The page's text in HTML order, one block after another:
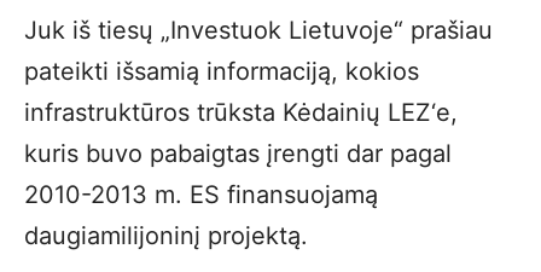
Juk iš tiesų „Investuok Lietuvoje“ prašiau
pateikti išsamią informaciją, kokios
infrastruktūros trūksta Kėdainių LEZ‘e,
kuris buvo pabaigtas įrengti dar pagal
2010-2013 m. ES finansuojamą
daugiamilijoninį projektą.